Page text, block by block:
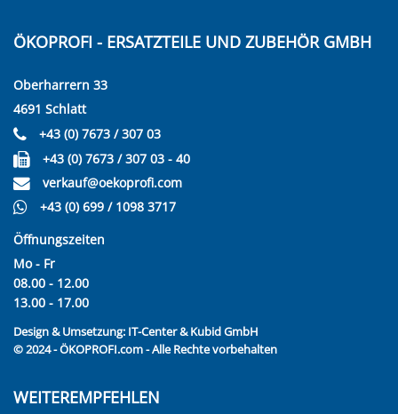
ÖKOPROFI - ERSATZTEILE UND ZUBEHÖR GMBH
Oberharrern 33
4691 Schlatt
+43 (0) 7673 / 307 03
+43 (0) 7673 / 307 03 - 40
verkauf@oekoprofi.com
+43 (0) 699 / 1098 3717
Öffnungszeiten
Mo - Fr
08.00 - 12.00
13.00 - 17.00
Design & Umsetzung: IT-Center & Kubid GmbH
© 2024 - ÖKOPROFI.com - Alle Rechte vorbehalten
WEITEREMPFEHLEN